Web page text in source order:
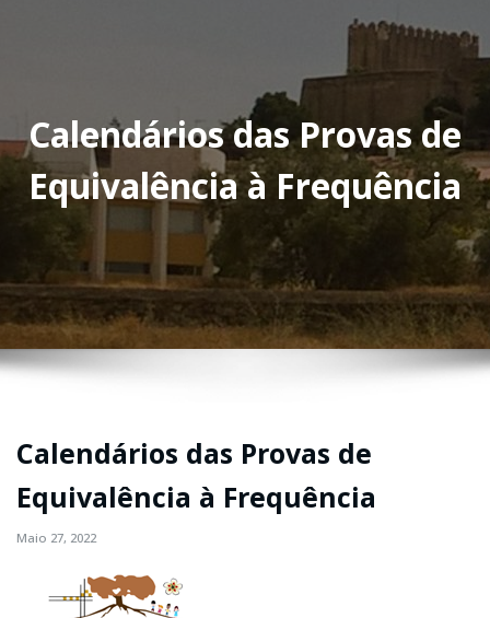
Calendários das Provas de
Equivalência à Frequência
Calendários das Provas de
Equivalência à Frequência
Maio 27, 2022